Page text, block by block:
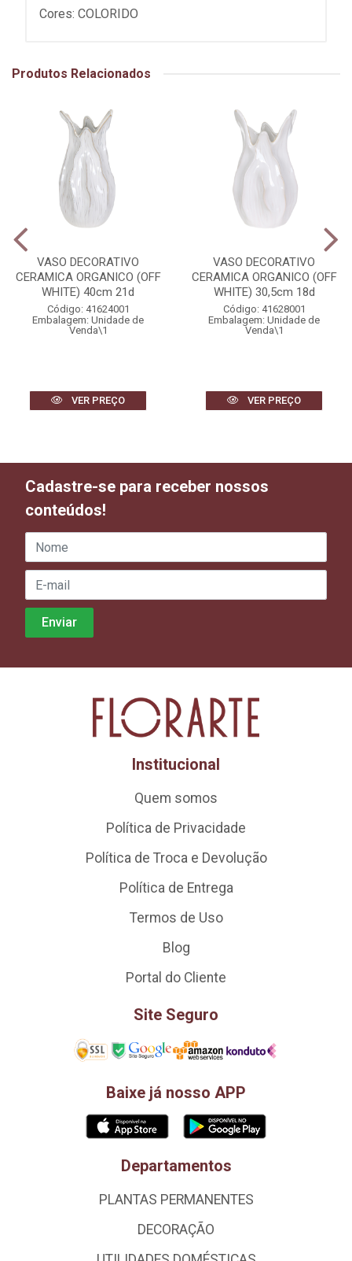
Cores: COLORIDO
Produtos Relacionados
VASO DECORATIVO
CERAMICA ORGANICO (OFF
WHITE) 40cm 21d
Código: 41624001
Embalagem: Unidade de
Venda\1
VER PREÇO
VASO DECORATIVO
CERAMICA ORGANICO (OFF
WHITE) 30,5cm 18d
Código: 41628001
Embalagem: Unidade de
Venda\1
VER PREÇO
Cadastre-se para receber nossos
conteúdos!
Institucional
Quem somos
Política de Privacidade
Política de Troca e Devolução
Política de Entrega
Termos de Uso
Blog
Portal do Cliente
Site Seguro
Baixe já nosso APP
Departamentos
PLANTAS PERMANENTES
DECORAÇÃO